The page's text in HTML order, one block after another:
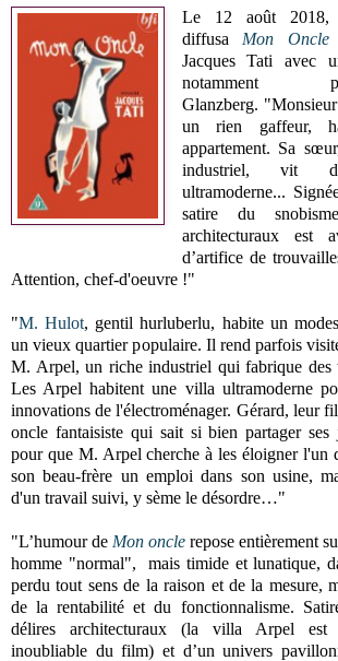
Le 12 août
diffusa Mon Oncle
Jacques Tati avec
notamment
Glanzberg.
un rien gaffeur,
appartement. Sa
industriel, vit
ultramoderne...
satire du
architecturaux est
d’artifice de
Attention, chef-d'oeuvre !"
"M. Hulot, gentil hurluberlu, habite un
un vieux quartier populaire. Il rend parfois
M. Arpel, un riche industriel qui fabrique des
Les Arpel habitent une villa ultramoderne
innovations de l'électroménager. Gérard, leur
oncle fantaisiste qui sait si bien partager
pour que M. Arpel cherche à les éloigner l'un
son beau-frère un emploi dans son usine,
d'un travail suivi, y sème le désordre…"
"L’humour de Mon oncle repose entièrement
homme "normal", mais timide et lunatique,
perdu tout sens de la raison et de la mesure,
de la rentabilité et du fonctionnalisme.
délires architecturaux (la villa Arpel est
inoubliable du film) et d’un univers